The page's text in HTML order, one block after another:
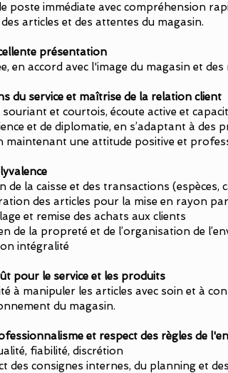
poste immédiate avec compréhension
des articles et des attentes du magasin.
présentation
en accord avec l'image du magasin et
du service et maîtrise de la relation client
souriant et courtois, écoute active et
et de diplomatie, en s’adaptant à des
maintenant une attitude positive et
de la caisse et des transactions (espèces,
des articles pour la mise en rayon
et remise des achats aux clients
de la propreté et de l’organisation de
intégralité
pour le service et les produits
à manipuler les articles avec soin et à
du magasin.
et respect des règles de
fiabilité, discrétion
des consignes internes, du planning et